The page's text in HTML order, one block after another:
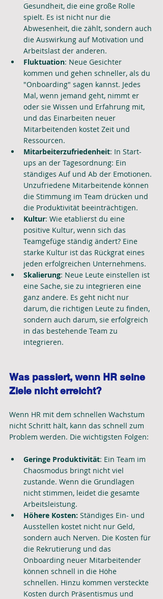
Gesundheit, die eine große Rolle
spielt. Es ist nicht nur die
Abwesenheit, die zählt, sondern auch
die Auswirkung auf Motivation und
Arbeitslast der anderen.
Fluktuation: Neue Gesichter
kommen und gehen schneller, als du
"Onboarding" sagen kannst. Jedes
Mal, wenn jemand geht, nimmt er
oder sie Wissen und Erfahrung mit,
und das Einarbeiten neuer
Mitarbeitenden kostet Zeit und
Ressourcen.
Mitarbeiterzufriedenheit: In Start-
ups an der Tagesordnung: Ein
ständiges Auf und Ab der Emotionen.
Unzufriedene Mitarbeitende können
die Stimmung im Team drücken und
die Produktivität beeinträchtigen.
Kultur: Wie etablierst du eine
positive Kultur, wenn sich das
Teamgefüge ständig ändert? Eine
starke Kultur ist das Rückgrat eines
jeden erfolgreichen Unternehmens.
Skalierung: Neue Leute einstellen ist
eine Sache, sie zu integrieren eine
ganz andere. Es geht nicht nur
darum, die richtigen Leute zu finden,
sondern auch darum, sie erfolgreich
in das bestehende Team zu
integrieren.
Was passiert, wenn HR seine
Ziele nicht erreicht?
Wenn HR mit dem schnellen Wachstum
nicht Schritt hält, kann das schnell zum
Problem werden. Die wichtigsten Folgen:
Geringe Produktivität: Ein Team im
Chaosmodus bringt nicht viel
zustande. Wenn die Grundlagen
nicht stimmen, leidet die gesamte
Arbeitsleistung.
Höhere Kosten: Ständiges Ein- und
Ausstellen kostet nicht nur Geld,
sondern auch Nerven. Die Kosten für
die Rekrutierung und das
Onboarding neuer Mitarbeitender
können schnell in die Höhe
schnellen. Hinzu kommen versteckte
Kosten durch Präsentismus und